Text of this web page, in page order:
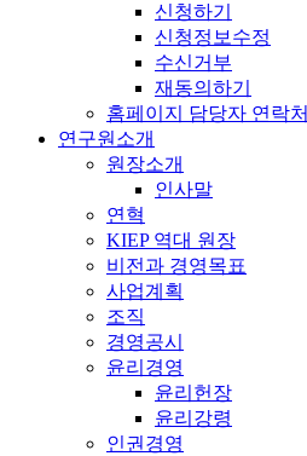
신청하기
신청정보수정
수신거부
재동의하기
홈페이지 담당자 연락처
연구원소개
원장소개
인사말
연혁
KIEP 역대 원장
비전과 경영목표
사업계획
조직
경영공시
윤리경영
윤리헌장
윤리강령
인권경영